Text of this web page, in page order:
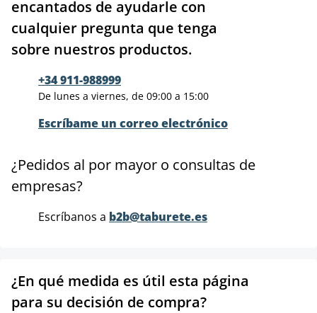
encantados de ayudarle con
cualquier pregunta que tenga
sobre nuestros productos.
+34 911-988999
De lunes a viernes, de 09:00 a 15:00
Escríbame un correo electrónico
¿Pedidos al por mayor o consultas de
empresas?
Escríbanos a b2b@taburete.es
¿En qué medida es útil esta página
para su decisión de compra?